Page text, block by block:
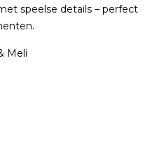
speelse details – perfect
Meli